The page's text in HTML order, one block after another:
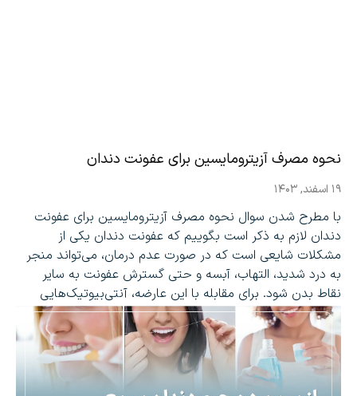
نحوه مصرف آزیترومایسین برای عفونت دندان
۱۹ اسفند, ۱۴۰۳
با مطرح شدن سوال نحوه مصرف آزیترومایسین برای عفونت
دندان لازم به ذکر است بگوییم که عفونت دندان یکی از
مشکلات شایعی است که در صورت عدم درمان، می‌تواند منجر
به درد شدید، التهاب، آبسه و حتی گسترش عفونت به سایر
نقاط بدن شود. برای مقابله با این عارضه، آنتی‌بیوتیک‌هایی